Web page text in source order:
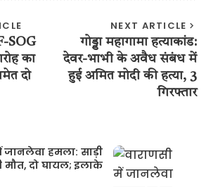
SOG
का
दो
NEXT ARTICLE
गोड्डा महागामा हत्याकांड:
देवर-भाभी के अवैध संबंध में
हुई अमित मोदी की हत्या, 3
गिरफ्तार
जानलेवा हमला: साड़ी
मौत, दो घायल; इलाके